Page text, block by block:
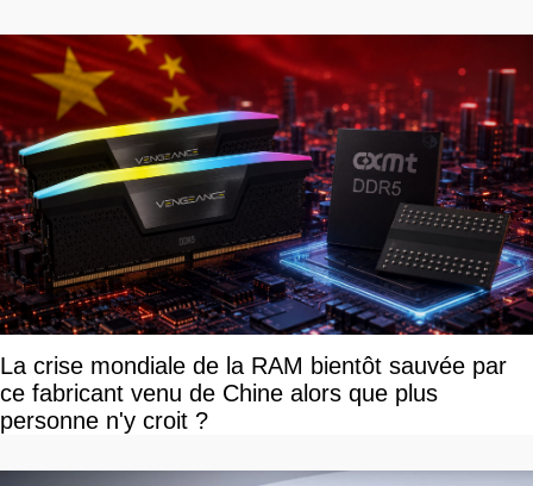
La crise mondiale de la RAM bientôt sauvée par
ce fabricant venu de Chine alors que plus
personne n'y croit ?